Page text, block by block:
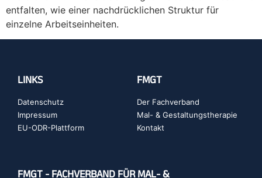
entfalten, wie einer nachdrücklichen Struktur für
einzelne Arbeitseinheiten.
LINKS
Datenschutz
Impressum
EU-ODR-Plattform
FMGT
Der Fachverband
Mal- & Gestaltungstherapie
Kontakt
FMGT - FACHVERBAND FÜR MAL- &